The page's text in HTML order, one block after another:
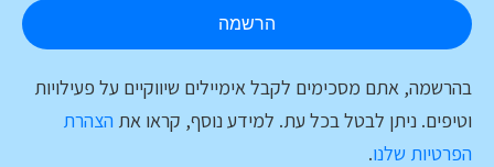
הרשמה
בהרשמה, אתם מסכימים לקבל אימיילים שיווקיים על פעילויות
וטיפים. ניתן לבטל בכל עת. למידע נוסף, קראו את הצהרת
הפרטיות שלנו.